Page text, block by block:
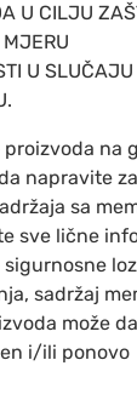
U CILJU
U
proizvoda na
napravite
sa
sve lične
sadržaj
može
i/ili ponovo